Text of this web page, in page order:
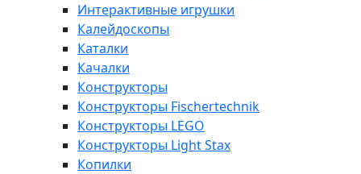
Интерактивные игрушки
Калейдоскопы
Каталки
Качалки
Конструкторы
Конструкторы Fisсhertechnik
Конструкторы LEGO
Конструкторы Light Stax
Копилки